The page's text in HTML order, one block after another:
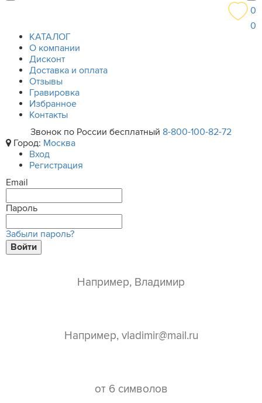
0
0
КАТАЛОГ
О компании
Дисконт
Доставка и оплата
Отзывы
Гравировка
Избранное
Контакты
Звонок по России бесплатный 8-800-100-82-72
Город: Москва
Вход
Регистрация
Email
Пароль
Забыли пароль?
Войти